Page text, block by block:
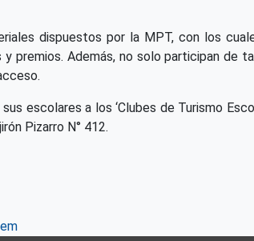
dispuestos por la MPT, con los
premios. Además, no solo participan de
escolares a los ‘Clubes de Turismo
Pizarro N° 412.